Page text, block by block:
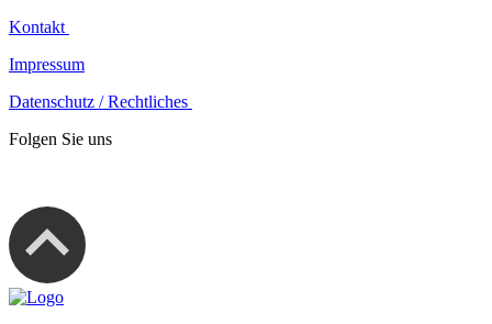
Kontakt
Impressum
Datenschutz / Rechtliches
Folgen Sie uns